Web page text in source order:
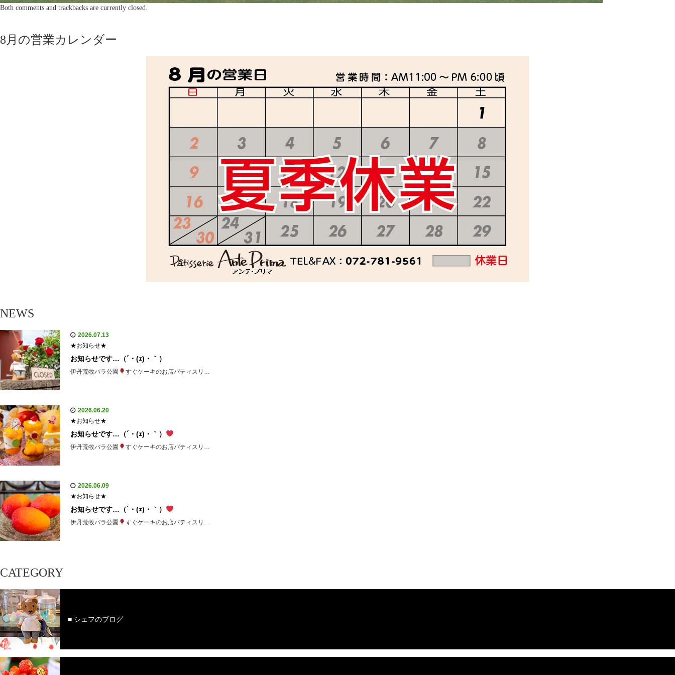
Both comments and trackbacks are currently closed.
8月の営業カレンダー
NEWS
2026.07.13
★お知らせ★
お知らせです…（´・(ｪ)・｀）
伊丹荒牧バラ公園 すぐケーキのお店パティスリ…
2026.06.20
★お知らせ★
お知らせです…（´・(ｪ)・｀）
伊丹荒牧バラ公園 すぐケーキのお店パティスリ…
2026.06.09
★お知らせ★
お知らせです…（´・(ｪ)・｀）
伊丹荒牧バラ公園 すぐケーキのお店パティスリ…
CATEGORY
■ シェフのブログ